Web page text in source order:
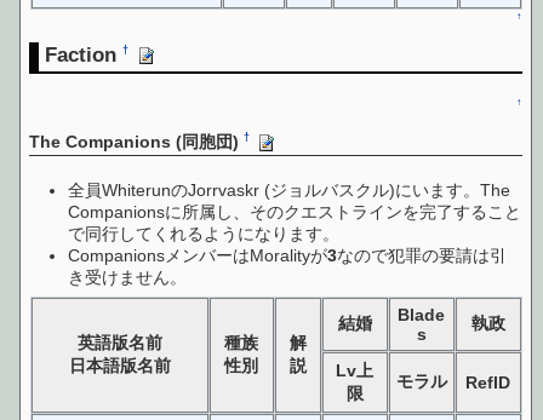
↑
Faction†
↑
The Companions (同胞団)†
全員WhiterunのJorrvaskr (ジョルバスクル)にいます。The
Companionsに所属し、そのクエストラインを完了すること
で同行してくれるようになります。
CompanionsメンバーはMoralityが3なので犯罪の要請は引
き受けません。
英語版名前
日本語版名前
種族
性別
解
説
結婚
Blade
s
執政
Lv上
限
モラル RefID